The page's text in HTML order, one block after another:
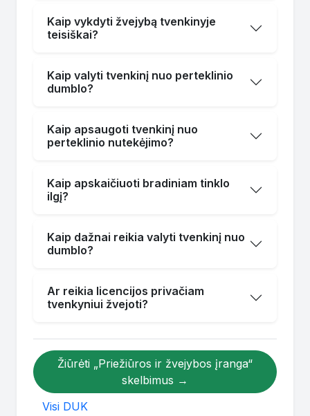
Kaip vykdyti žvejybą tvenkinyje
teisiškai?
Kaip valyti tvenkinį nuo perteklinio
dumblo?
Kaip apsaugoti tvenkinį nuo
perteklinio nutekėjimo?
Kaip apskaičiuoti bradiniam tinklo
ilgį?
Kaip dažnai reikia valyti tvenkinį nuo
dumblo?
Ar reikia licencijos privačiam
tvenkyniui žvejoti?
Žiūrėti „Priežiūros ir žvejybos įranga“
skelbimus →
Visi DUK